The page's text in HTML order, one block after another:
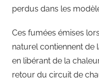
perdus dans les
Ces fumées émises
naturel contiennent de
en libérant de la
retour du circuit de